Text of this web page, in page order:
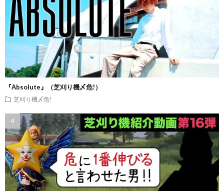
『Absolute』（芝刈り機〆危!）
芝刈り機〆危!